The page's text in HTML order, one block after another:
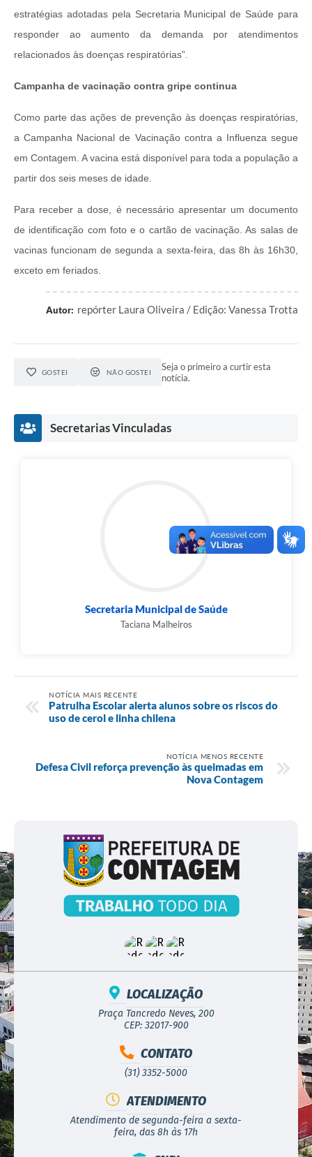
estratégias adotadas pela Secretaria Municipal de Saúde para
responder ao aumento da demanda por atendimentos
relacionados às doenças respiratórias”.
Campanha de vacinação contra gripe continua
Como parte das ações de prevenção às doenças respiratórias,
a Campanha Nacional de Vacinação contra a Influenza segue
em Contagem. A vacina está disponível para toda a população a
partir dos seis meses de idade.
Para receber a dose, é necessário apresentar um documento
de identificação com foto e o cartão de vacinação. As salas de
vacinas funcionam de segunda a sexta-feira, das 8h às 16h30,
exceto em feriados.
Autor: repórter Laura Oliveira / Edição: Vanessa Trotta
GOSTEI NÃO GOSTEI
Seja o primeiro a curtir esta
notícia.
Secretarias Vinculadas
Secretaria Municipal de Saúde
Taciana Malheiros
NOTÍCIA MAIS RECENTE
Patrulha Escolar alerta alunos sobre os riscos do
uso de cerol e linha chilena
NOTÍCIA MENOS RECENTE
Defesa Civil reforça prevenção às queimadas em
Nova Contagem
LOCALIZAÇÃO
Praça Tancredo Neves, 200
CEP: 32017-900
CONTATO
(31) 3352-5000
ATENDIMENTO
Atendimento de segunda-feira a sexta-
feira, das 8h às 17h